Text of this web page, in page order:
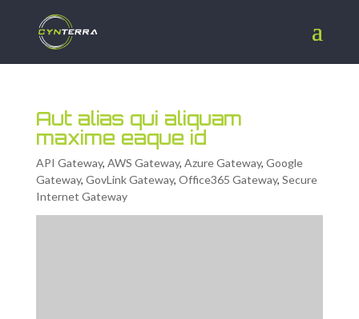
Aut alias qui aliquam
maxime eaque id
API Gateway, AWS Gateway, Azure Gateway, Google
Gateway, GovLink Gateway, Office365 Gateway, Secure
Internet Gateway